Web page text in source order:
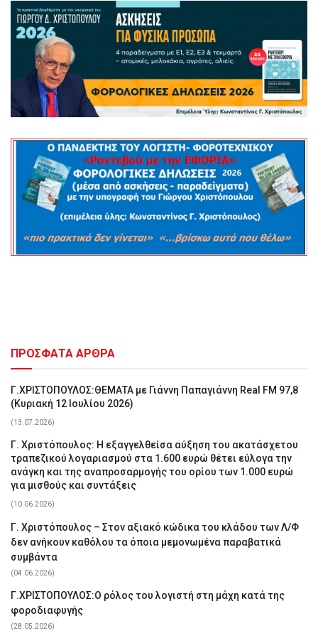
ΠΡΟΣΦΑΤΑ ΑΡΘΡΑ
Γ.ΧΡΙΣΤΟΠΟΥΛΟΣ:ΘΕΜΑΤΑ με Γιάννη Παπαγιάννη Real FM 97,8
(Κυριακή 12 Ιουλίου 2026)
(13.07.2026)
Γ. Χριστόπουλος: Η εξαγγελθείσα αύξηση του ακατάσχετου
τραπεζικού λογαριασμού στα 1.600 ευρώ θέτει εύλογα την
ανάγκη και της αναπροσαρμογής του ορίου των 1.000 ευρώ
για μισθούς και συντάξεις
(10.06.2026)
Γ. Χριστόπουλος – Στον αξιακό κώδικα του κλάδου των Λ/Φ
δεν ανήκουν καθόλου τα όποια μεμονωμένα παραβατικά
συμβάντα
(04.06.2026)
Γ.ΧΡΙΣΤΟΠΟΥΛΟΣ:Ο ρόλος του λογιστή στη μάχη κατά της
φοροδιαφυγής
(28.05.2026)